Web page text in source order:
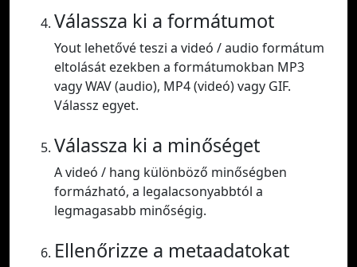
Válassza ki a formátumot
Yout lehetővé teszi a videó / audio formátum
eltolását ezekben a formátumokban MP3
vagy WAV (audio), MP4 (videó) vagy GIF.
Válassz egyet.
Válassza ki a minőséget
A videó / hang különböző minőségben
formázható, a legalacsonyabbtól a
legmagasabb minőségig.
Ellenőrizze a metaadatokat